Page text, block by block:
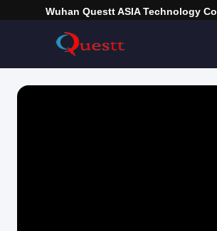
Wuhan Questt ASIA Technology